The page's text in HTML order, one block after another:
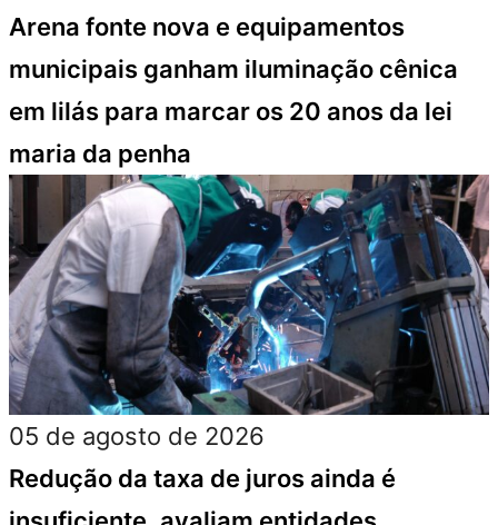
Arena fonte nova e equipamentos
municipais ganham iluminação cênica
em lilás para marcar os 20 anos da lei
maria da penha
05 de agosto de 2026
Redução da taxa de juros ainda é